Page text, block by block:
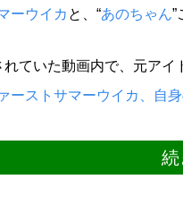
ーウイカ と、“あのちゃん”
れていた動画内で、元ア
ーストサマーウイカ、自
続